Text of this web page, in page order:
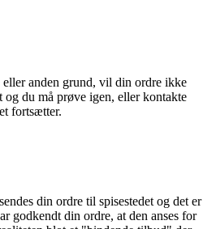
eller anden grund, vil din ordre ikke
og du må prøve igen, eller kontakte
fortsætter.
din ordre til spisestedet og det er
godkendt din ordre, at den anses for